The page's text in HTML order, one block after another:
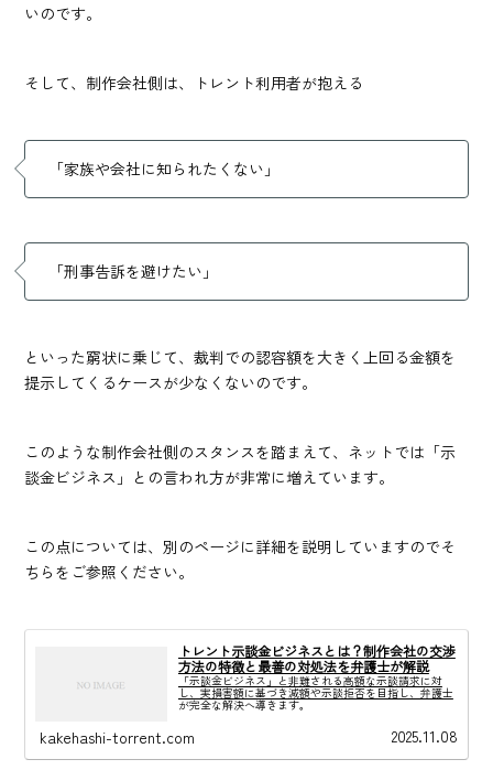
いのです。
そして、制作会社側は、トレント利用者が抱える
「家族や会社に知られたくない」
「刑事告訴を避けたい」
といった窮状に乗じて、裁判での認容額を大きく上回る金額を
提示してくるケースが少なくないのです。
このような制作会社側のスタンスを踏まえて、ネットでは「示
談金ビジネス」との言われ方が非常に増えています。
この点については、別のページに詳細を説明していますのでそ
ちらをご参照ください。
トレント示談金ビジネスとは？制作会社の交渉
方法の特徴と最善の対処法を弁護士が解説
「示談金ビジネス」と非難される高額な示談請求に対
し、実損害額に基づき減額や示談拒否を目指し、弁護士
が完全な解決へ導きます。
kakehashi-torrent.com 2025.11.08